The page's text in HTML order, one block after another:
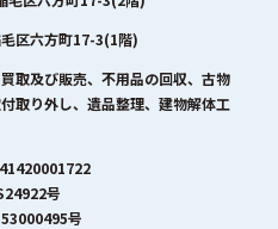
毛区六方町17-3(1階)
取及び販売、不用品の回収、古物
取り外し、遺品整理、建物解体工
号
号